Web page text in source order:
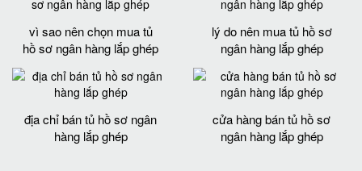
vì sao nên chọn mua tủ
hồ sơ ngân hàng lắp ghép
lý do nên mua tủ hồ sơ
ngân hàng lắp ghép
địa chỉ bán tủ hồ sơ ngân
hàng lắp ghép
cửa hàng bán tủ hồ sơ
ngân hàng lắp ghép